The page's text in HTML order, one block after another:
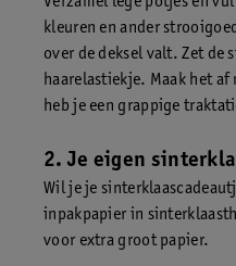
kleuren en ander
over de deksel valt. Zet de
haarelastiekje. Maak het
heb je een grappige
2. Je eigen
Wil je je
inpakpapier in
voor extra groot papier.